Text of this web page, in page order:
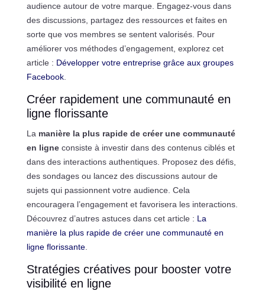
audience autour de votre marque. Engagez-vous dans
des discussions, partagez des ressources et faites en
sorte que vos membres se sentent valorisés. Pour
améliorer vos méthodes d’engagement, explorez cet
article : Développer votre entreprise grâce aux groupes
Facebook.
Créer rapidement une communauté en
ligne florissante
La manière la plus rapide de créer une communauté
en ligneconsiste à investir dans des contenus ciblés et
dans des interactions authentiques. Proposez des défis,
des sondages ou lancez des discussions autour de
sujets qui passionnent votre audience. Cela
encouragera l’engagement et favorisera les interactions.
Découvrez d’autres astuces dans cet article : La
manière la plus rapide de créer une communauté en
ligne florissante.
Stratégies créatives pour booster votre
visibilité en ligne